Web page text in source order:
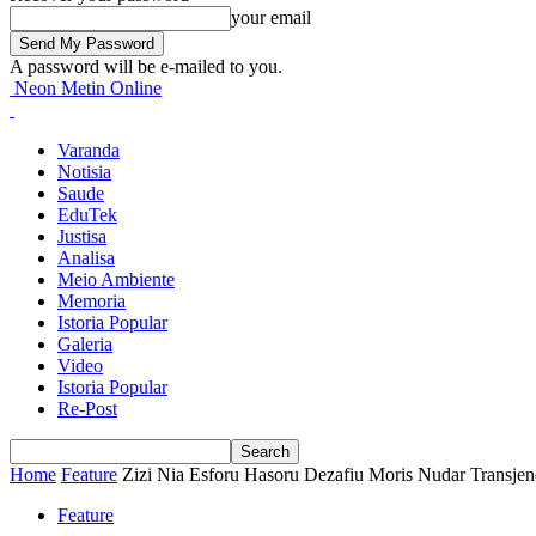
your email
A password will be e-mailed to you.
Neon Metin Online
Varanda
Notisia
Saude
EduTek
Justisa
Analisa
Meio Ambiente
Memoria
Istoria Popular
Galeria
Video
Istoria Popular
Re-Post
Home Feature Zizi Nia Esforu Hasoru Dezafiu Moris Nudar
Feature